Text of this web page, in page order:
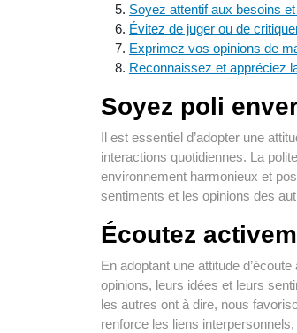
Soyez attentif aux besoins
Évitez de juger ou de
Exprimez vos opinions de
Reconnaissez et appréciez
Soyez poli
Il est essentiel d’adopter une
interactions quotidiennes. La
environnement harmonieux et
sentiments et les opinions des
Écoutez
En adoptant une attitude
opinions, leurs idées et leurs
les autres ont à dire, nous
renforce les liens